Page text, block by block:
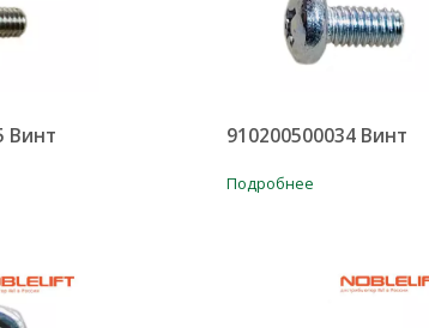
Винт 910200500034 Винт
Подробнее